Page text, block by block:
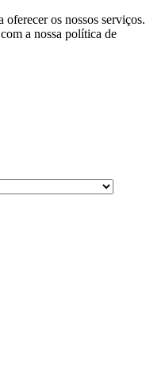
os nossos serviços.
a nossa política de